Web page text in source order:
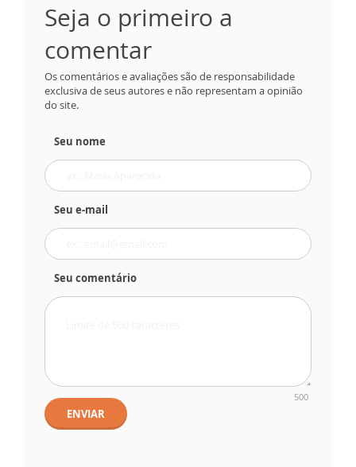
Seja o primeiro a
comentar
Os comentários e avaliações são de responsabilidade
exclusiva de seus autores e não representam a opinião
do site.
Seu nome
Seu e-mail
Seu comentário
500
ENVIAR